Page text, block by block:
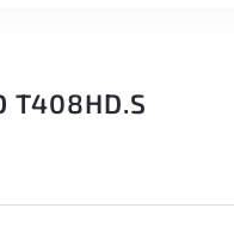
T408HD.S